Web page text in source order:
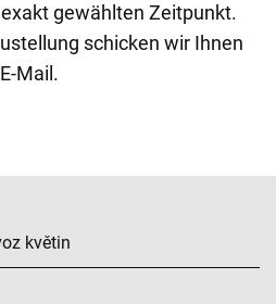
gewählten Zeitpunkt.
schicken wir Ihnen
Mail.
květin